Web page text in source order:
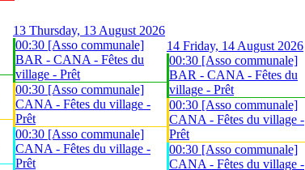
13 Thursday, 13 August 2026
00:30 [Asso communale]
BAR - CANA - Fêtes du
village - Prêt
00:30 [Asso communale]
CANA - Fêtes du village -
Prêt
00:30 [Asso communale]
CANA - Fêtes du village -
Prêt
14 Friday, 14 August 2026
00:30 [Asso communale]
BAR - CANA - Fêtes du
village - Prêt
00:30 [Asso communale]
CANA - Fêtes du village -
Prêt
00:30 [Asso communale]
CANA - Fêtes du village -